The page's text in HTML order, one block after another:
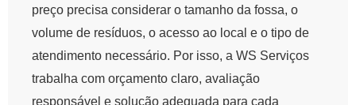
preço precisa considerar o tamanho da fossa, o
volume de resíduos, o acesso ao local e o tipo de
atendimento necessário. Por isso, a WS Serviços
trabalha com orçamento claro, avaliação
responsável e solução adequada para cada